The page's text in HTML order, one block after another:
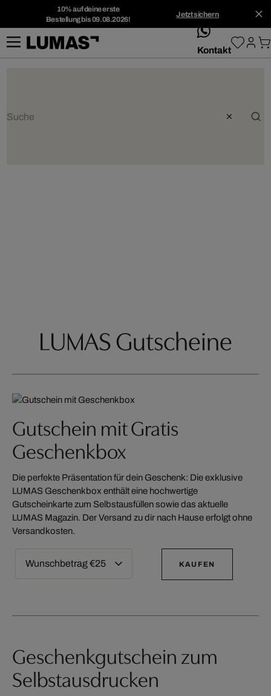
10% auf deine erste
Bestellung bis 09.08.2026!
Jetzt sichern
whatsApp
Kontakt
LUMAS Gutscheine
Gutschein mit Gratis
Geschenkbox
Die perfekte Präsentation für dein Geschenk: Die exklusive
LUMAS Geschenkbox enthält eine hochwertige
Gutscheinkarte zum Selbstausfüllen sowie das aktuelle
LUMAS Magazin. Der Versand zu dir nach Hause erfolgt ohne
Versandkosten.
KAUFEN
Geschenkgutschein zum
Selbstausdrucken